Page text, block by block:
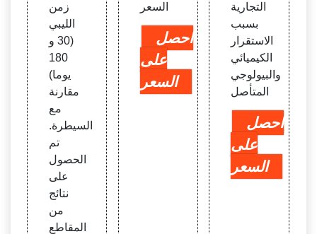
زمن
الليبي
(30 و
180
يوما)
مقارنة
مع
السيطرة.
تم
الحصول
على
نتائج
من
المقاطع
السعر
احصل
على
السعر
التجارية
بسبب
الاستقرار
الكيميائي
والبيولوجي
المتأصل
احصل
على
السعر